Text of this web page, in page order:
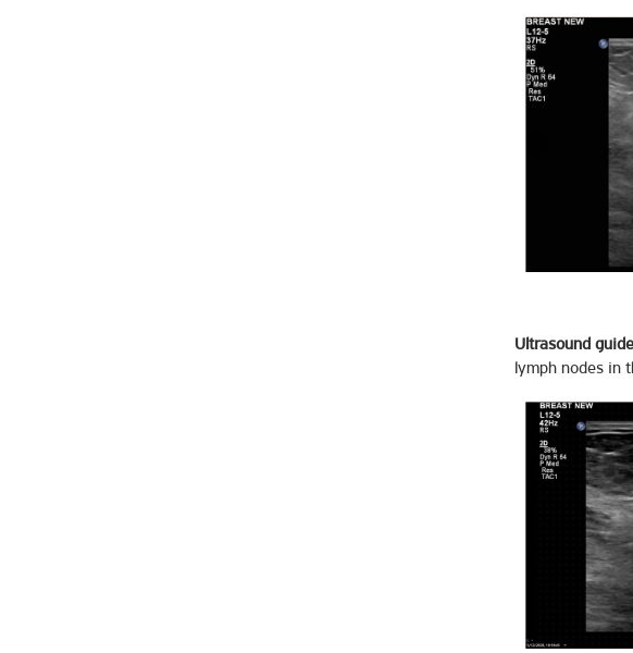
Ultrasound
lymph nodes in